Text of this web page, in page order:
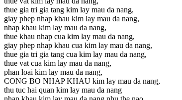
thue gia tri gia tang kim lay mau da nang,
giay phep nhap khau kim lay mau da nang,
nhap khau kim lay mau da nang,
thue khau nhap cua kim lay mau da nang,
giay phep nhap khau cua kim lay mau da nang,
thue gia tri gia tang cua kim lay mau da nang,
thue vat cua kim lay mau da nang,
phan loai kim lay mau da nang,
CONG BO NHAP KHAU kim lay mau da nang,
thu tuc hai quan kim lay mau da nang